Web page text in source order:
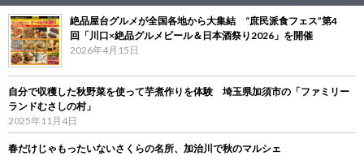
絶品屋台グルメが全国各地から大集結 “庶民派食フェス”第4
回「川口×絶品グルメビール＆日本酒祭り2026」を開催
2026年4月15日
自分で収穫した秋野菜を使って芋煮作りを体験 埼玉県加須市の「ファミリー
ランドむさしの村」
2025年11月4日
春だけじゃもったいないさくらの名所、加治川で秋のマルシェ